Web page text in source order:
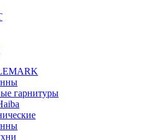
гарнитуры